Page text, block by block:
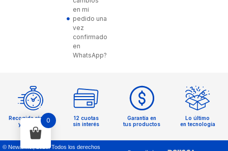
en mi
pedido una
vez
confirmado
en
WhatsApp?
Recogida rápida
y sencilla
12 cuotas
sin interés
Garantía en
tus productos
Lo último
en tecnología
© Newark.cl, . Todos los derechos
0